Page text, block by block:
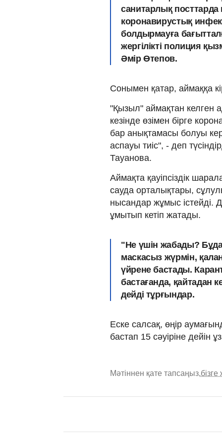
санитарлық посттарда
коронавирустық
болдырмауға
жергілікті полиция
Әмір Өтепов.
Сонымен қатар, аймаққа
"Қызыл" аймақтан келген
кезінде өзімен бірге
бар анықтамасы болуы
аспауы тиіс", - деп
Тауанова.
Аймақта қауіпсіздік
сауда орталықтары,
нысандар жұмыс істейді.
ұмытып кетіп жатады.
"Не үшін жабады?
маскасыз жүрмін,
үйрене бастады.
бастағанда, қайтадан
дейді тұрғындар.
Еске салсақ, өңір
бастап 15 сәуіріне дейін
Мәтіннен қате тапсаңыз,